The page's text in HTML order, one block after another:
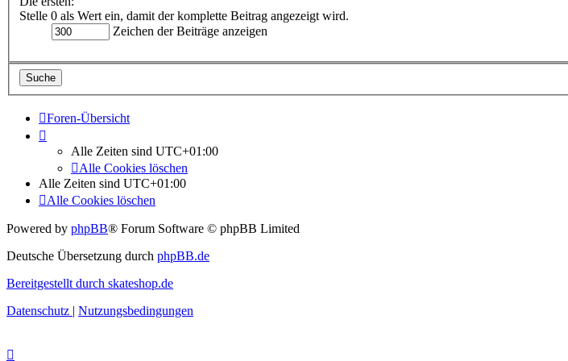
Stelle 0 als Wert ein, damit der komplette Beitrag angezeigt wird.
Zeichen der Beiträge anzeigen
Foren-Übersicht
Alle Zeiten sind UTC+01:00
Alle Cookies löschen
Alle Zeiten sind UTC+01:00
Alle Cookies löschen
Powered by phpBB® Forum Software © phpBB Limited
Deutsche Übersetzung durch phpBB.de
Bereitgestellt durch skateshop.de
Datenschutz | Nutzungsbedingungen